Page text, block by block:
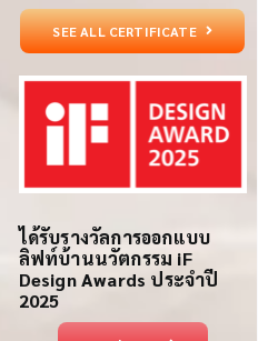
SEE ALL CERTIFICATE
ได้รับรางวัลการออกแบบ
ลิฟท์บ้านนวัตกรรม iF
Design Awards ประจำปี
2025